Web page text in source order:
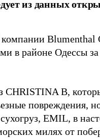
из данных
в районе Одессы за
CHRISTINA B,
повреждения,
EMIL, в
милях от